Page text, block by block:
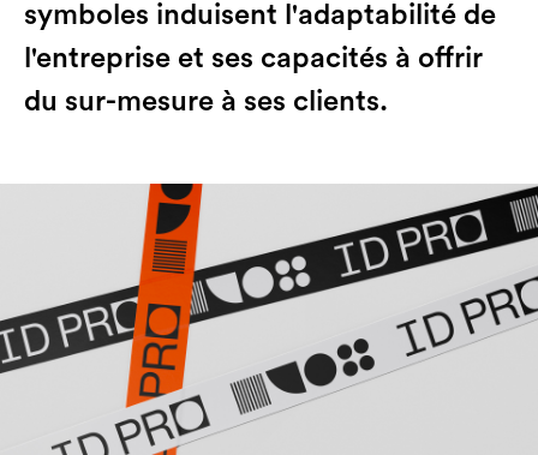
symboles induisent l'adaptabilité de
l'entreprise et ses capacités à offrir
du sur-mesure à ses clients.